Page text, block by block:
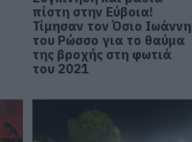
πίστη στην Εύβοια!
Τίμησαν τον Όσιο Ιωάννη
του Ρώσσο για το θαύμα
της βροχής στη φωτιά
του 2021